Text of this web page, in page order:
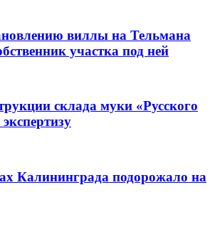
виллы на Тельмана
участка под ней
склада муки «Русского
Калининграда подорожало на